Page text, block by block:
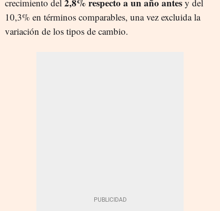
crecimiento del 2,8% respecto a un año antes y del
10,3% en términos comparables, una vez excluida la
variación de los tipos de cambio.